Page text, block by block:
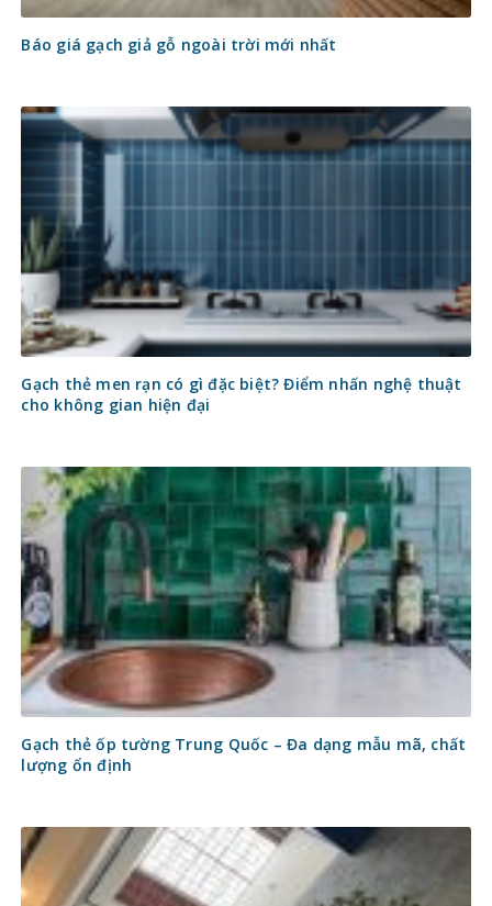
Báo giá gạch giả gỗ ngoài trời mới nhất
Gạch thẻ men rạn có gì đặc biệt? Điểm nhấn nghệ thuật
cho không gian hiện đại
Gạch thẻ ốp tường Trung Quốc – Đa dạng mẫu mã, chất
lượng ổn định